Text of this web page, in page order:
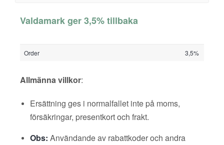
Valdamark ger 3,5% tillbaka
Order 3,5%
Allmänna villkor:
Ersättning ges i normalfallet inte på moms,
försäkringar, presentkort och frakt.
Obs: Användande av rabattkoder och andra